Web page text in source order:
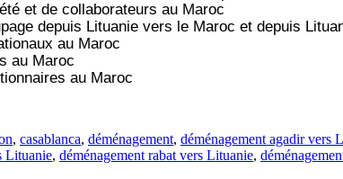
et de collaborateurs au Maroc
depuis Lituanie vers le Maroc et depuis
au Maroc
au Maroc
au Maroc
, casablanca, déménagement, déménagement agadir vers
Lituanie, déménagement rabat vers Lituanie,